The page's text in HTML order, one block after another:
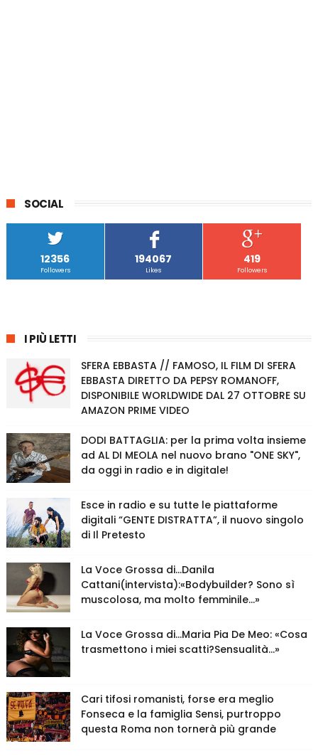
SOCIAL
12356
Followers
194067
Likes
419
Followers
I PIÙ LETTI
SFERA EBBASTA // FAMOSO, IL FILM DI SFERA
EBBASTA DIRETTO DA PEPSY ROMANOFF,
DISPONIBILE WORLDWIDE DAL 27 OTTOBRE SU
AMAZON PRIME VIDEO
DODI BATTAGLIA: per la prima volta insieme
ad AL DI MEOLA nel nuovo brano "ONE SKY",
da oggi in radio e in digitale!
Esce in radio e su tutte le piattaforme
digitali “GENTE DISTRATTA”, il nuovo singolo
di Il Pretesto
La Voce Grossa di…Danila
Cattani(intervista):«Bodybuilder? Sono sì
muscolosa, ma molto femminile…»
La Voce Grossa di…Maria Pia De Meo: «Cosa
trasmettono i miei scatti?Sensualità…»
Cari tifosi romanisti, forse era meglio
Fonseca e la famiglia Sensi, purtroppo
questa Roma non tornerà più grande